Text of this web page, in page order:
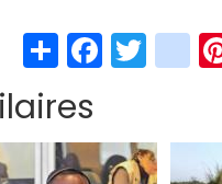
S
h
ar
e
Fa
ce
o
T
wi
er
in
st
ra